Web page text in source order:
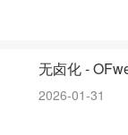
无卤化 -
2026-01-31